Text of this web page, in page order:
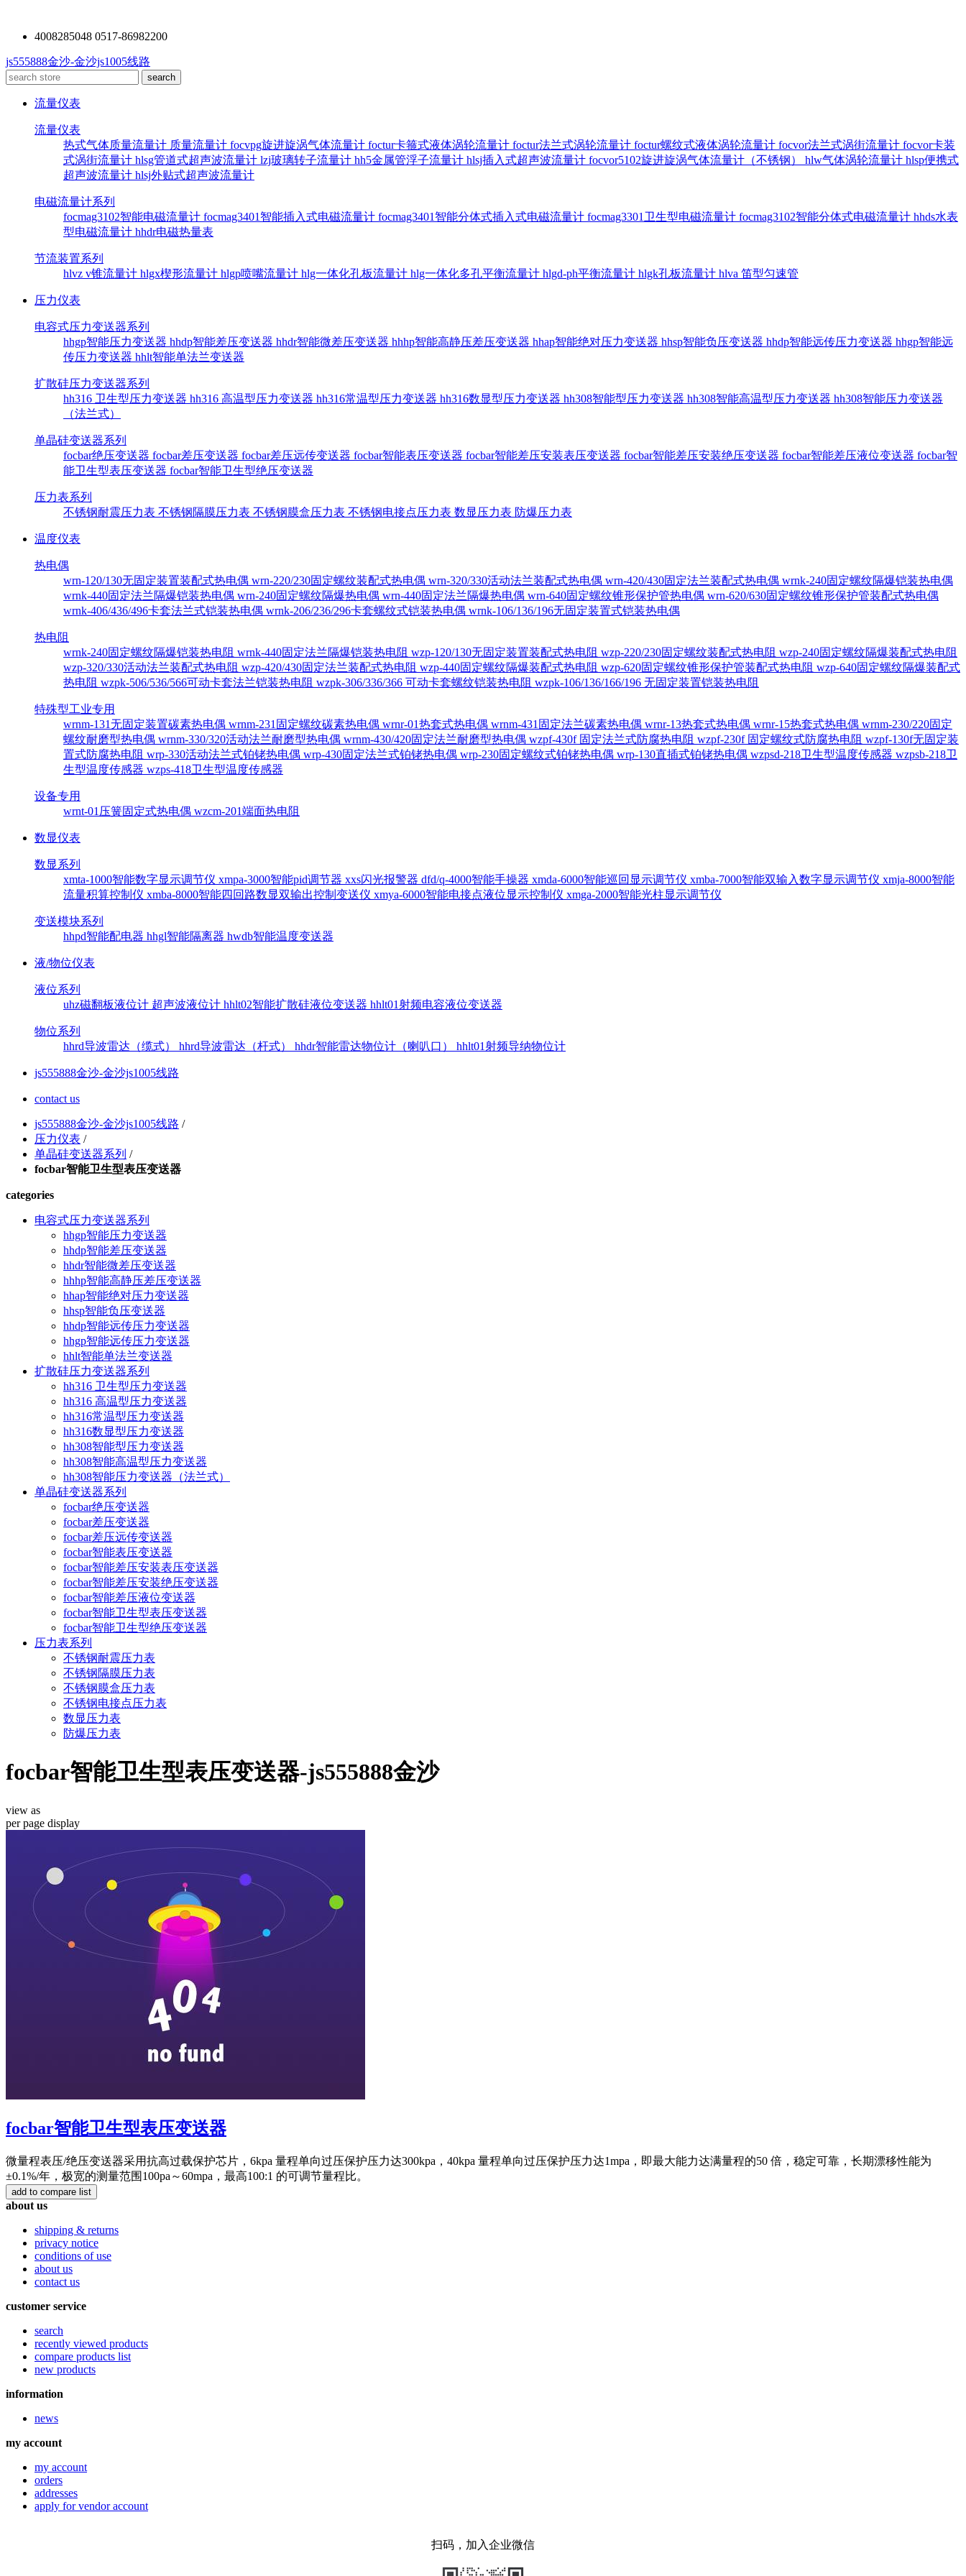
4008285048 0517-86982200
js555888金沙-金沙js1005线路
流量仪表
流量仪表
热式气体质量流量计 质量流量计 focvpg旋进旋涡气体流量计 foctur卡箍式液体涡轮流量计 foctur法兰式涡轮流量计 foctur螺纹式液体涡轮流量计 focvor法兰式涡街流量计 focvor卡装
式涡街流量计 hlsg管道式超声波流量计 lzj玻璃转子流量计 hh5金属管浮子流量计 hlsj插入式超声波流量计 focvor5102旋进旋涡气体流量计（不锈钢） hlw气体涡轮流量计 hlsp便携式
超声波流量计 hlsj外贴式超声波流量计
电磁流量计系列
focmag3102智能电磁流量计 focmag3401智能插入式电磁流量计 focmag3401智能分体式插入式电磁流量计 focmag3301卫生型电磁流量计 focmag3102智能分体式电磁流量计 hhds水表
型电磁流量计 hhdr电磁热量表
节流装置系列
hlvz v锥流量计 hlgx楔形流量计 hlgp喷嘴流量计 hlg一体化孔板流量计 hlg一体化多孔平衡流量计 hlgd-ph平衡流量计 hlgk孔板流量计 hlva 笛型匀速管
压力仪表
电容式压力变送器系列
hhgp智能压力变送器 hhdp智能差压变送器 hhdr智能微差压变送器 hhhp智能高静压差压变送器 hhap智能绝对压力变送器 hhsp智能负压变送器 hhdp智能远传压力变送器 hhgp智能远
传压力变送器 hhlt智能单法兰变送器
扩散硅压力变送器系列
hh316 卫生型压力变送器 hh316 高温型压力变送器 hh316常温型压力变送器 hh316数显型压力变送器 hh308智能型压力变送器 hh308智能高温型压力变送器 hh308智能压力变送器
（法兰式）
单晶硅变送器系列
focbar绝压变送器 focbar差压变送器 focbar差压远传变送器 focbar智能表压变送器 focbar智能差压安装表压变送器 focbar智能差压安装绝压变送器 focbar智能差压液位变送器 focbar智
能卫生型表压变送器 focbar智能卫生型绝压变送器
压力表系列
不锈钢耐震压力表 不锈钢隔膜压力表 不锈钢膜盒压力表 不锈钢电接点压力表 数显压力表 防爆压力表
温度仪表
热电偶
wrn-120/130无固定装置装配式热电偶 wrn-220/230固定螺纹装配式热电偶 wrn-320/330活动法兰装配式热电偶 wrn-420/430固定法兰装配式热电偶 wrnk-240固定螺纹隔爆铠装热电偶
wrnk-440固定法兰隔爆铠装热电偶 wrn-240固定螺纹隔爆热电偶 wrn-440固定法兰隔爆热电偶 wrn-640固定螺纹锥形保护管热电偶 wrn-620/630固定螺纹锥形保护管装配式热电偶
wrnk-406/436/496卡套法兰式铠装热电偶 wrnk-206/236/296卡套螺纹式铠装热电偶 wrnk-106/136/196无固定装置式铠装热电偶
热电阻
wrnk-240固定螺纹隔爆铠装热电阻 wrnk-440固定法兰隔爆铠装热电阻 wzp-120/130无固定装置装配式热电阻 wzp-220/230固定螺纹装配式热电阻 wzp-240固定螺纹隔爆装配式热电阻
wzp-320/330活动法兰装配式热电阻 wzp-420/430固定法兰装配式热电阻 wzp-440固定螺纹隔爆装配式热电阻 wzp-620固定螺纹锥形保护管装配式热电阻 wzp-640固定螺纹隔爆装配式
热电阻 wzpk-506/536/566可动卡套法兰铠装热电阻 wzpk-306/336/366 可动卡套螺纹铠装热电阻 wzpk-106/136/166/196 无固定装置铠装热电阻
特殊型工业专用
wrnm-131无固定装置碳素热电偶 wrnm-231固定螺纹碳素热电偶 wrnr-01热套式热电偶 wrnm-431固定法兰碳素热电偶 wrnr-13热套式热电偶 wrnr-15热套式热电偶 wrnm-230/220固定
螺纹耐磨型热电偶 wrnm-330/320活动法兰耐磨型热电偶 wrnm-430/420固定法兰耐磨型热电偶 wzpf-430f 固定法兰式防腐热电阻 wzpf-230f 固定螺纹式防腐热电阻 wzpf-130f无固定装
置式防腐热电阻 wrp-330活动法兰式铂铑热电偶 wrp-430固定法兰式铂铑热电偶 wrp-230固定螺纹式铂铑热电偶 wrp-130直插式铂铑热电偶 wzpsd-218卫生型温度传感器 wzpsb-218卫
生型温度传感器 wzps-418卫生型温度传感器
设备专用
wrnt-01压簧固定式热电偶 wzcm-201端面热电阻
数显仪表
数显系列
xmta-1000智能数字显示调节仪 xmpa-3000智能pid调节器 xxs闪光报警器 dfd/q-4000智能手操器 xmda-6000智能巡回显示调节仪 xmba-7000智能双输入数字显示调节仪 xmja-8000智能
流量积算控制仪 xmba-8000智能四回路数显双输出控制变送仪 xmya-6000智能电接点液位显示控制仪 xmga-2000智能光柱显示调节仪
变送模块系列
hhpd智能配电器 hhgl智能隔离器 hwdb智能温度变送器
液/物位仪表
液位系列
uhz磁翻板液位计 超声波液位计 hhlt02智能扩散硅液位变送器 hhlt01射频电容液位变送器
物位系列
hhrd导波雷达（缆式） hhrd导波雷达（杆式） hhdr智能雷达物位计（喇叭口） hhlt01射频导纳物位计
js555888金沙-金沙js1005线路
contact us
js555888金沙-金沙js1005线路 /
压力仪表 /
单晶硅变送器系列 /
focbar智能卫生型表压变送器
categories
电容式压力变送器系列
hhgp智能压力变送器
hhdp智能差压变送器
hhdr智能微差压变送器
hhhp智能高静压差压变送器
hhap智能绝对压力变送器
hhsp智能负压变送器
hhdp智能远传压力变送器
hhgp智能远传压力变送器
hhlt智能单法兰变送器
扩散硅压力变送器系列
hh316 卫生型压力变送器
hh316 高温型压力变送器
hh316常温型压力变送器
hh316数显型压力变送器
hh308智能型压力变送器
hh308智能高温型压力变送器
hh308智能压力变送器（法兰式）
单晶硅变送器系列
focbar绝压变送器
focbar差压变送器
focbar差压远传变送器
focbar智能表压变送器
focbar智能差压安装表压变送器
focbar智能差压安装绝压变送器
focbar智能差压液位变送器
focbar智能卫生型表压变送器
focbar智能卫生型绝压变送器
压力表系列
不锈钢耐震压力表
不锈钢隔膜压力表
不锈钢膜盒压力表
不锈钢电接点压力表
数显压力表
防爆压力表
focbar智能卫生型表压变送器-js555888金沙
view as
per page display
focbar智能卫生型表压变送器
微量程表压/绝压变送器采用抗高过载保护芯片，6kpa 量程单向过压保护压力达300kpa，40kpa 量程单向过压保护压力达1mpa，即最大能力达满量程的50 倍，稳定可靠，长期漂移性能为
±0.1%/年，极宽的测量范围100pa～60mpa，最高100:1 的可调节量程比。
about us
shipping & returns
privacy notice
conditions of use
about us
contact us
customer service
search
recently viewed products
compare products list
new products
information
news
my account
my account
orders
addresses
apply for vendor account
扫码，加入企业微信